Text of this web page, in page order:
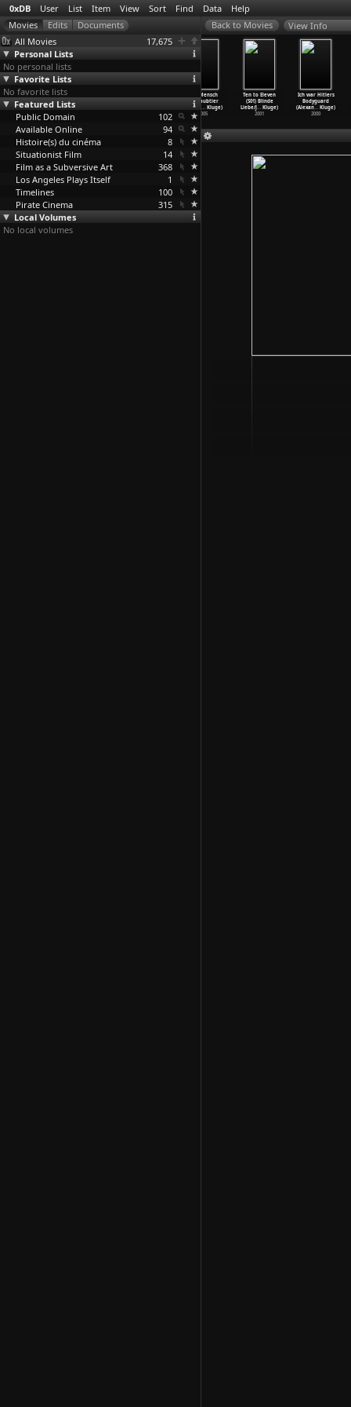
0xDB User List Item View Sort Find Data Help
All Movies
17,675
Personal Lists
No personal lists
Favorite Lists
No favorite lists
Featured Lists
Public Domain
102
Available Online
94
Histoire(s) du cinéma
8
Situationist Film
14
Film as a Subversive Art
368
Los Angeles Plays Itself
1
Timelines
100
Pirate Cinema
315
Local Volumes
No local volumes
View Info
Die traurige
Nachricht
(Alexan…Kluge)
2006
(Alexan
Der Mensch
als Raubtier
(Alexan … Kluge)
2005
Ten to Eleven
(S01) Blinde
Liebe/J… Kluge)
2001
Ich war Hitlers
Bodyguard
(Alexan… Kluge)
2000